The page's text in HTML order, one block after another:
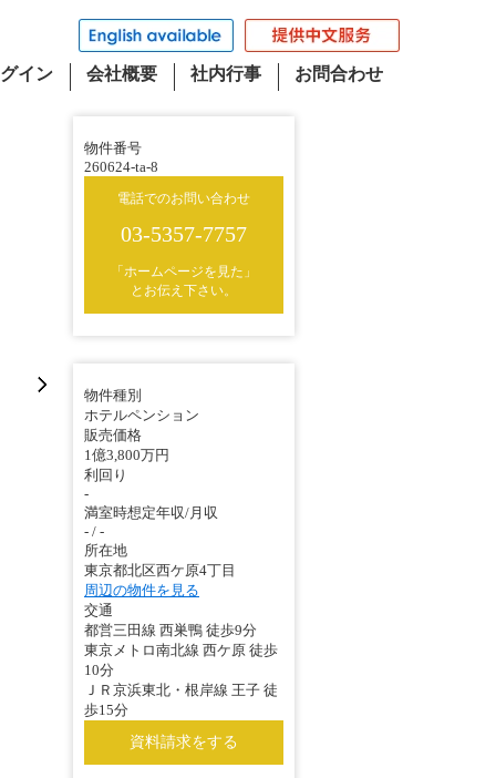
イン 会社概要 社内行事 お問合わせ
物件番号
260624-ta-8
電話でのお問い合わせ
03-5357-7757
「ホームページを見た」
とお伝え下さい。
物件種別
ホテルペンション
販売価格
1億3,800万円
利回り
-
満室時想定年収/月収
- / -
所在地
東京都北区西ケ原4丁目
周辺の物件を見る
交通
都営三田線 西巣鴨 徒歩9分
東京メトロ南北線 西ケ原 徒歩
10分
ＪＲ京浜東北・根岸線 王子 徒
歩15分
資料請求をする